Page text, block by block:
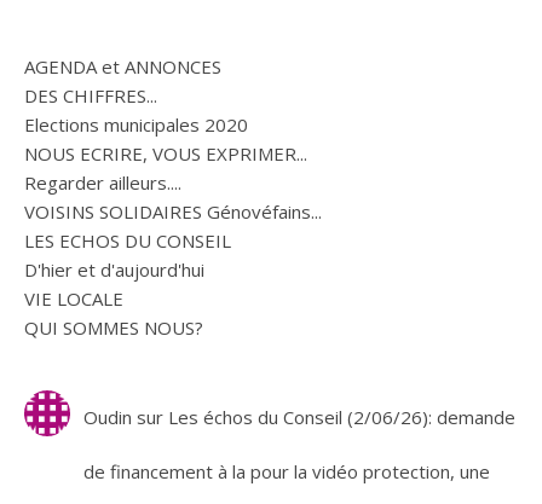
AGENDA et ANNONCES
DES CHIFFRES...
Elections municipales 2020
NOUS ECRIRE, VOUS EXPRIMER...
Regarder ailleurs....
VOISINS SOLIDAIRES Génovéfains...
LES ECHOS DU CONSEIL
D'hier et d'aujourd'hui
VIE LOCALE
QUI SOMMES NOUS?
Oudin sur Les échos du Conseil (2/06/26): demande
de financement à la pour la vidéo protection, une